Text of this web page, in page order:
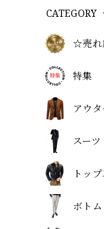
CATEGORY
☆売れ
特集
アウタ
スーツ
トップ
ボトム